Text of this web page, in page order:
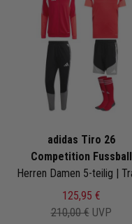
adidas Tiro 26
Competition Fussball
Jacken Set
125,95 €
210,00 € UVP